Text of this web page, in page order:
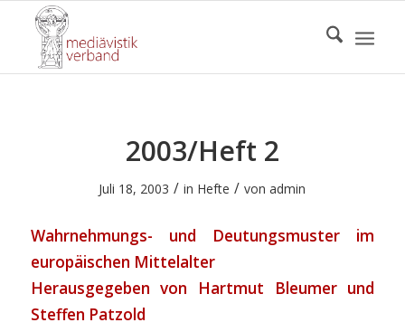
2003/Heft 2
Juli 18, 2003 / in Hefte / vonadmin
Wahrnehmungs- und Deutungsmuster im
europäischen Mittelalter
Herausgegeben von Hartmut Bleumer und
Steffen Patzold